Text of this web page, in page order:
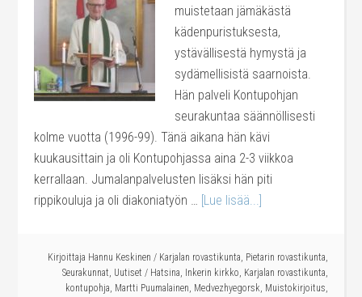
muistetaan jämäkästä
kädenpuristuksesta,
ystävällisestä hymystä ja
sydämellisistä saarnoista.
Hän palveli Kontupohjan
seurakuntaa säännöllisesti
kolme vuotta (1996-99). Tänä aikana hän kävi
kuukausittain ja oli Kontupohjassa aina 2-3 viikkoa
kerrallaan. Jumalanpalvelusten lisäksi hän piti
rippikouluja ja oli diakoniatyön … [Lue lisää...]
Kirjoittaja Hannu Keskinen / Karjalan rovastikunta, Pietarin rovastikunta,
Seurakunnat, Uutiset / Hatsina, Inkerin kirkko, Karjalan rovastikunta,
kontupohja, Martti Puumalainen, Medvezhyegorsk, Muistokirjoitus,